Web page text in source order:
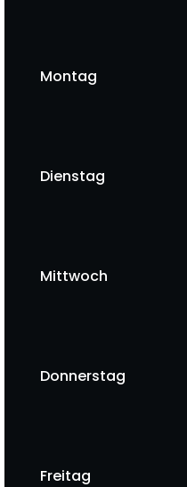
Montag
Dienstag
Mittwoch
Donnerstag
Freitag